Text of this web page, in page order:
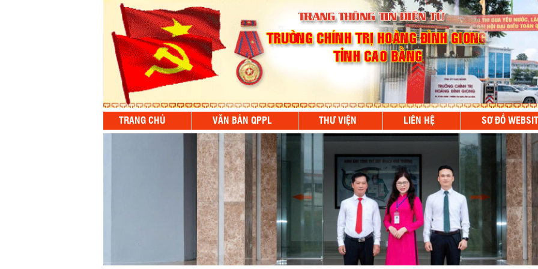
TRANG CHỦ VĂN BẢN QPPL THƯ VIỆN LIÊN HỆ SƠ ĐỒ